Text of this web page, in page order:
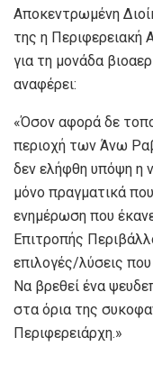
Αποκεντρωμένη
της η Περιφερειακή
για τη μονάδα
αναφέρει:
«Όσον αφορά δε
περιοχή των Άνω
δεν ελήφθη υπόψη η
μόνο πραγματικά
ενημέρωση που
Επιτροπής
επιλογές/λύσεις
Να βρεθεί ένα
στα όρια της
Περιφερειάρχη.»